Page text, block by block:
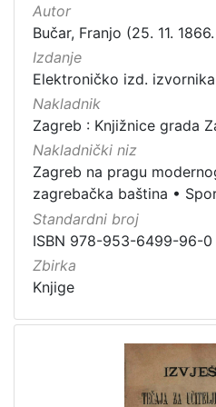
Nakladnička
cjelina
Zagreb na pragu modernog
Digitalizirana zagrebačka
Sport
Prava
Javno dobro
Autor
Bučar, Franjo (25. 11.
Izdanje
Elektroničko izd.
Nakladnik
Zagreb : Knjižnice grada
Nakladnički niz
Zagreb na pragu
zagrebačka baština •
Standardni broj
ISBN 978-953-6499-96-0
Zbirka
Knjige